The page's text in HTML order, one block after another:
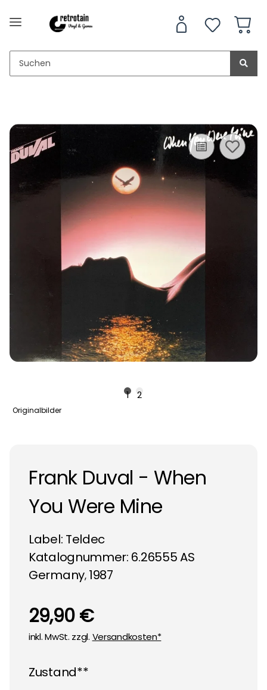
1 2
Originalbilder
Frank Duval - When
You Were Mine
Label: Teldec
Katalognummer: 6.26555 AS
Germany, 1987
29,90 €
inkl. MwSt. zzgl. Versandkosten*
Zustand**